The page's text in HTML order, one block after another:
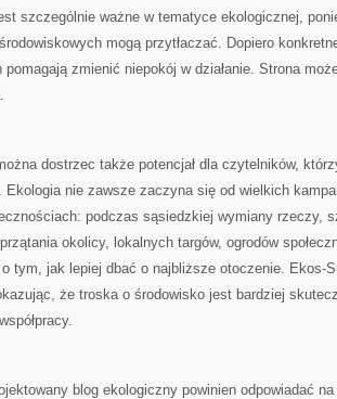
szczególnie ważne w tematyce ekologicznej,
mogą przytłaczać. Dopiero
zmienić niepokój w działanie. Strona
dostrzec także potencjał dla czytelników,
Ekologia nie zawsze zaczyna się od wielkich
podczas sąsiedzkiej wymiany rzeczy,
okolicy, lokalnych targów, ogrodów
tym, jak lepiej dbać o najbliższe otoczenie. Ekos-
że troska o środowisko jest bardziej
blog ekologiczny powinien odpowiadać